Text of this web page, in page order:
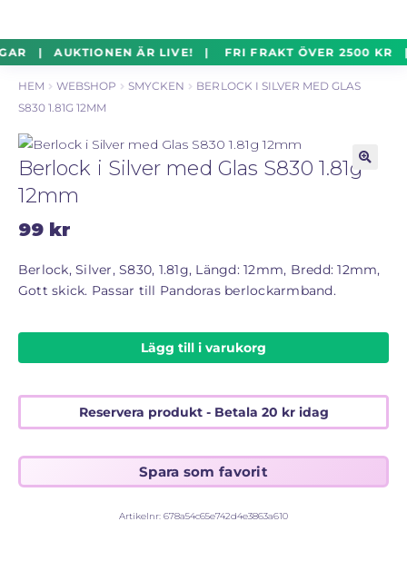
Hoppa
till
navigering
Hoppa
till
innehåll
| AUKTIONEN ÄR LIVE! | FRI FRAKT ÖVER
Silverföremål
Mynt
Parti
Mitt Konto
STORLEKSGUIDE FÖR RINGAR
HEM WEBSHOP SMYCKEN
BERLOCK I SILVER MED GLAS
S830 1.81G 12MM
🔍
Berlock i Silver med Glas S830 1.81g
12mm
99 kr
Berlock, Silver, S830, 1.81g, Längd: 12mm, Bredd: 12mm,
Gott skick. Passar till Pandoras berlockarmband.
Lägg till i varukorg
Reservera produkt - Betala 20 kridag
Artikelnr: 678a54c65e742d4e3863a610